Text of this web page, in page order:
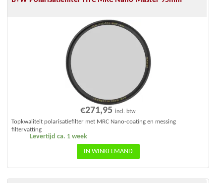
€271,95 incl. btw
Levertijd ca. 1 week
Topkwaliteit polarisatiefilter met MRC Nano-coating en messing
filtervatting
IN WINKELMAND